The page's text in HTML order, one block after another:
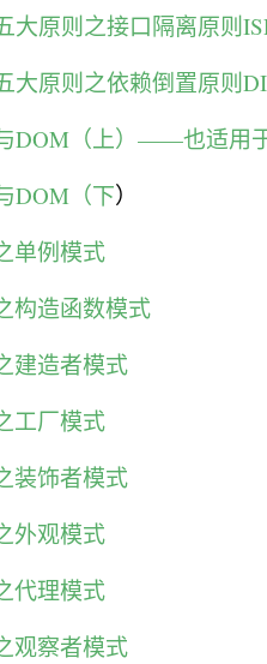
大原则之接口隔离原则
大原则之依赖倒置原则
与DOM（上）——也适用
DOM（下）
单例模式
构造函数模式
建造者模式
工厂模式
装饰者模式
外观模式
代理模式
观察者模式